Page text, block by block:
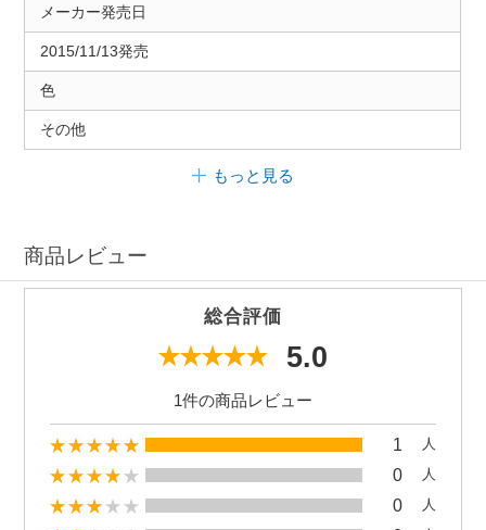
メーカー発売日
2015/11/13発売
色
その他
もっと見る
商品レビュー
総合評価
5.0
1件の商品レビュー
1 人
0 人
0 人